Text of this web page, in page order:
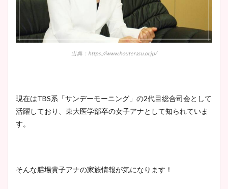
出典：https://www.houterasu.or.jp/
現在はTBS系「サンデーモーニング」の2代目総合司会として
活躍しており、東大医学部卒の女子アナとして知られていま
す。
そんな膳場貴子アナの家族情報が気になります！